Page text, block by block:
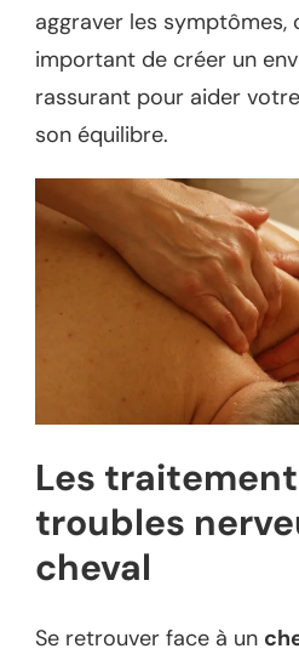
aggraver les symptômes,
important de créer un
rassurant pour aider
son équilibre.
Les
troubles
cheval
Se retrouver face à un